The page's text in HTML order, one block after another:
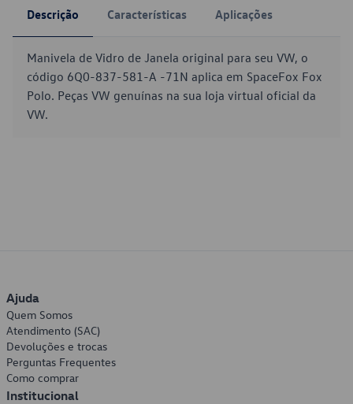
Descrição Características Aplicações
Manivela de Vidro de Janela original para seu VW, o
código 6Q0-837-581-A -71N aplica em SpaceFox Fox
Polo. Peças VW genuínas na sua loja virtual oficial da
VW.
Ajuda
Quem Somos
Atendimento (SAC)
Devoluções e trocas
Perguntas Frequentes
Como comprar
Institucional